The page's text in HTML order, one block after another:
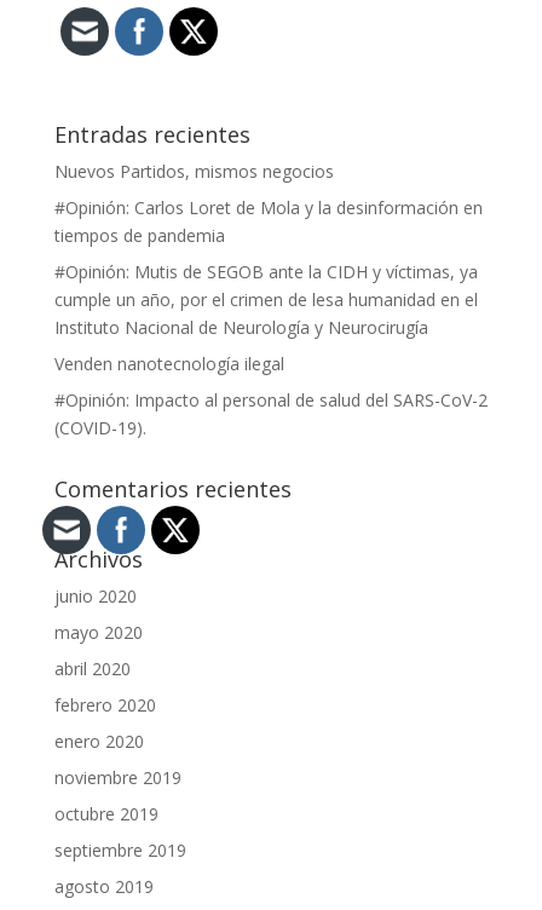
Entradas recientes
Nuevos Partidos, mismos negocios
#Opinión: Carlos Loret de Mola y la desinformación en
tiempos de pandemia
#Opinión: Mutis de SEGOB ante la CIDH y víctimas, ya
cumple un año, por el crimen de lesa humanidad en el
Instituto Nacional de Neurología y Neurocirugía
Venden nanotecnología ilegal
#Opinión: Impacto al personal de salud del SARS-CoV-2
(COVID-19).
Comentarios recientes
Archivos
junio 2020
mayo 2020
abril 2020
febrero 2020
enero 2020
noviembre 2019
octubre 2019
septiembre 2019
agosto 2019